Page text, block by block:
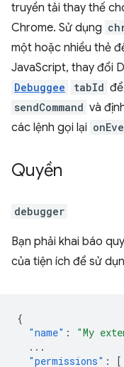
truyền tải thay thế
Chrome. Sử dụng
một hoặc nhiều thẻ
JavaScript, thay đổi
Debuggee tabId
sendCommand và
các lệnh gọi lại
Quyền
debugger
Bạn phải khai báo
của tiện ích để sử
{
"name" : "My
...
"permissions" :
[